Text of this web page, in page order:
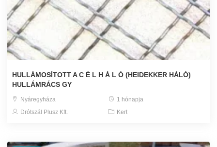
HULLÁMOSÍTOTT A C É L H Á L Ó (HEIDEKKER HÁLÓ)
HULLÁMRÁCS GY
Nyáregyháza
1 hónapja
Drótszál Plusz Kft.
Kert